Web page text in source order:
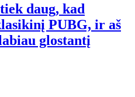
daug, kad
PUBG, ir aš
glostantį